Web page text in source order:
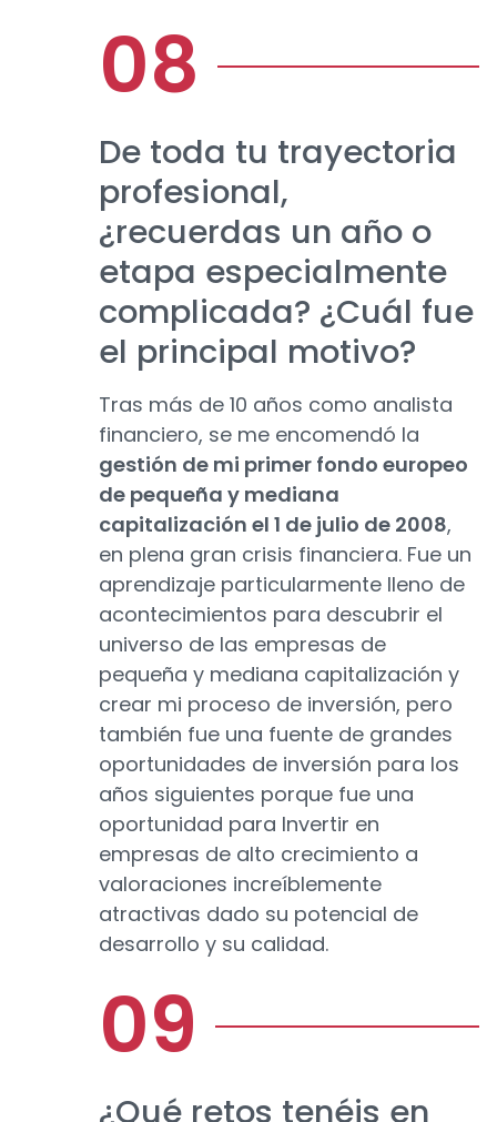
De toda tu trayectoria
profesional,
¿recuerdas un año o
etapa especialmente
complicada? ¿Cuál fue
el principal motivo?
Tras más de 10 años como analista
financiero, se me encomendó la
gestión de mi primer fondo europeo
de pequeña y mediana
capitalización el 1 de julio de 2008,
en plena gran crisis financiera. Fue un
aprendizaje particularmente lleno de
acontecimientos para descubrir el
universo de las empresas de
pequeña y mediana capitalización y
crear mi proceso de inversión, pero
también fue una fuente de grandes
oportunidades de inversión para los
años siguientes porque fue una
oportunidad para Invertir en
empresas de alto crecimiento a
valoraciones increíblemente
atractivas dado su potencial de
desarrollo y su calidad.
¿Qué retos tenéis en